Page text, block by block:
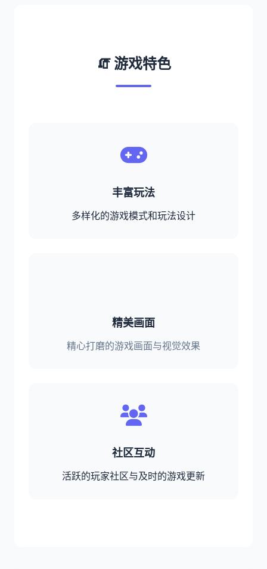
🧯 游戏特色
丰富玩法
多样化的游戏模式和玩法设计
精美画面
精心打磨的游戏画面与视觉效果
社区互动
活跃的玩家社区与及时的游戏更新